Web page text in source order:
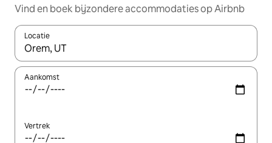
Vind en boek bijzondere accommodaties op Airbnb
Locatie
Wanneer er suggesties beschikbaar zijn, maak je een keuze
Aankomst
Vertrek